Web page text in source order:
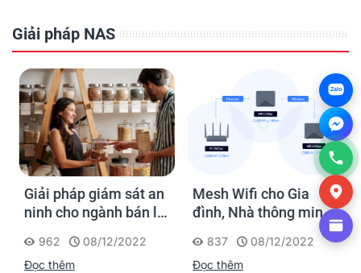
Giải pháp NAS
Giải pháp giám sát an
ninh cho ngành bán lẻ
962
08/12/2022
Đọc thêm
Mesh Wifi cho Gia
đình, Nhà thông minh
Smart Home và Văn
phòng nhỏ
837
08/12/2022
Đọc thêm
Zalo